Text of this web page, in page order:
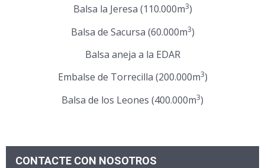
Balsa la Jeresa (110.000m3)
Balsa de Sacursa (60.000m3)
Balsa aneja a la EDAR
Embalse de Torrecilla (200.000m3)
Balsa de los Leones (400.000m3)
CONTACTE CON NOSOTROS